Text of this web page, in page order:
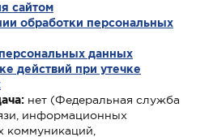
сайтом
обработки персональных
данных
действий при утечке
нет (Федеральная служба
информационных
коммуникаций,